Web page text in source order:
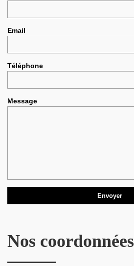
Email
Téléphone
Message
Nos coordonnées